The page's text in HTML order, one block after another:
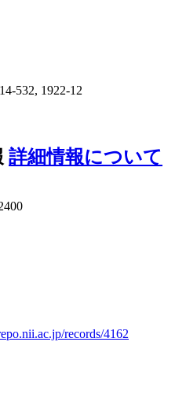
532, 1922-12
詳細情報について
records/4162